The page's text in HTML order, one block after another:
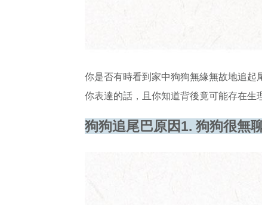
你是否有時看到家中狗狗無緣無故地追
你表達的話，且你知道背後竟可能存在生
狗狗追尾巴原因1. 狗狗很無